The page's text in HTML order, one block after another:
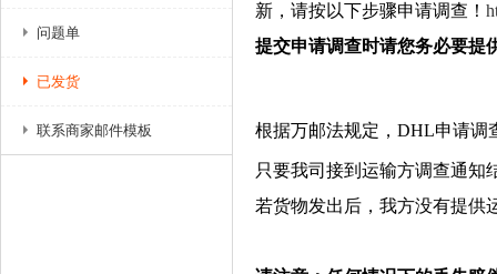
问题单
已发货
联系商家邮件模板
新， 请按以下步骤申请调查！
提交申请调查时请您务必要提
根据万邮法规定，DHL申请调
只要我司接到运输方调查通知
若货物发出后，我方没有提供